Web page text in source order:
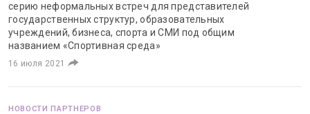
серию неформальных встреч для представителей
государственных структур, образовательных
учреждений, бизнеса, спорта и СМИ под общим
названием «Спортивная среда»
16 июля 2021
НОВОСТИ ПАРТНЕРОВ